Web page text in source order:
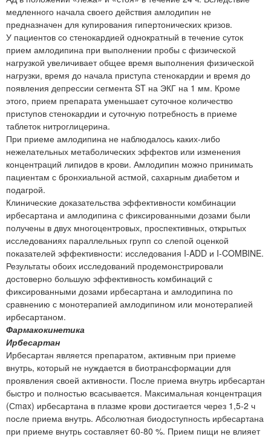
медленного начала своего действия амлодипин не
предназначен для купирования гипертонических кризов.
У пациентов со стенокардией однократный в течение суток
прием амлодипина при выполнении пробы с физической
нагрузкой увеличивает общее время выполнения физической
нагрузки, время до начала приступа стенокардии и время до
появления депрессии сегмента ST на ЭКГ на 1 мм. Кроме
этого, прием препарата уменьшает суточное количество
приступов стенокардии и суточную потребность в приеме
таблеток нитроглицерина.
При приеме амлодипина не наблюдалось каких-либо
нежелательных метаболических эффектов или изменения
концентраций липидов в крови. Амлодипин можно принимать
пациентам с бронхиальной астмой, сахарным диабетом и
подагрой.
Клинические доказательства эффективности комбинации
ирбесартана и амлодипина с фиксированными дозами были
получены в двух многоцентровых, проспективных, открытых
исследованиях параллельных групп со слепой оценкой
показателей эффективности: исследования I-ADD и I-COMBINE.
Результаты обоих исследований продемонстрировали
достоверно большую эффективность комбинаций с
фиксированными дозами ирбесартана и амлодипина по
сравнению с монотерапией амлодипином или монотерапией
ирбесартаном.
Фармакокинетика
Ирбесартан
Ирбесартан является препаратом, активным при приеме
внутрь, который не нуждается в биотрансформации для
проявления своей активности. После приема внутрь ирбесартан
быстро и полностью всасывается. Максимальная концентрация
(Сmax) ирбесартана в плазме крови достигается через 1,5-2 ч
после приема внутрь. Абсолютная биодоступность ирбесартана
при приеме внутрь составляет 60-80 %. Прием пищи не влияет